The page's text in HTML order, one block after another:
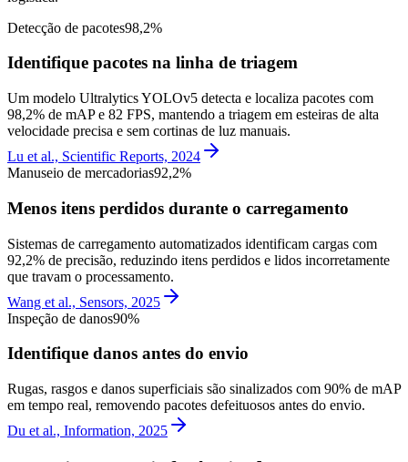
Detecção de pacotes98,2%
Identifique pacotes na linha de triagem
Um modelo Ultralytics YOLOv5 detecta e localiza pacotes com
98,2% de mAP e 82 FPS, mantendo a triagem em esteiras de alta
velocidade precisa e sem cortinas de luz manuais.
Lu et al., Scientific Reports, 2024
Manuseio de mercadorias92,2%
Menos itens perdidos durante o carregamento
Sistemas de carregamento automatizados identificam cargas com
92,2% de precisão, reduzindo itens perdidos e lidos incorretamente
que travam o processamento.
Wang et al., Sensors, 2025
Inspeção de danos90%
Identifique danos antes do envio
Rugas, rasgos e danos superficiais são sinalizados com 90% de mAP
em tempo real, removendo pacotes defeituosos antes do envio.
Du et al., Information, 2025